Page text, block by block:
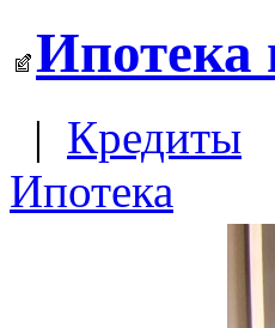
Ипотека
| Кредиты
Ипотека